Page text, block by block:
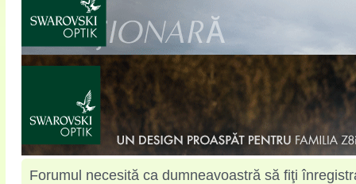
Forumul necesită ca dumneavoastră să fiţi